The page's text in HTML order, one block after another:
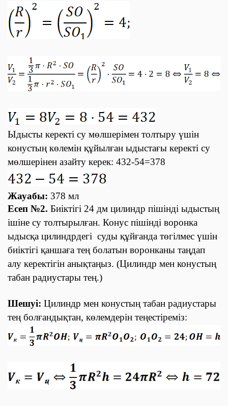
Ыдысты керекті су мөлшерімен толтыру үшін
конустың көлемін құйылған ыдыстағы керекті су
мөлшерінен азайту керек: 432-54=378
Жауабы: 378 мл
Есеп №2. Биіктігі 24 дм цилиндр пішінді ыдыстың
ішіне су толтырылған. Конус пішінді воронка
ыдысқа цилиндрдегі суды құйғанда төгілмес үшін
биіктігі қаншаға тең болатын воронканы таңдап
алу керектігін анықтаңыз. (Цилиндр мен конустың
табан радиустары тең.)
Шешуі: Цилиндр мен конустың табан радиустары
тең болғандықтан, көлемдерін теңестіреміз: